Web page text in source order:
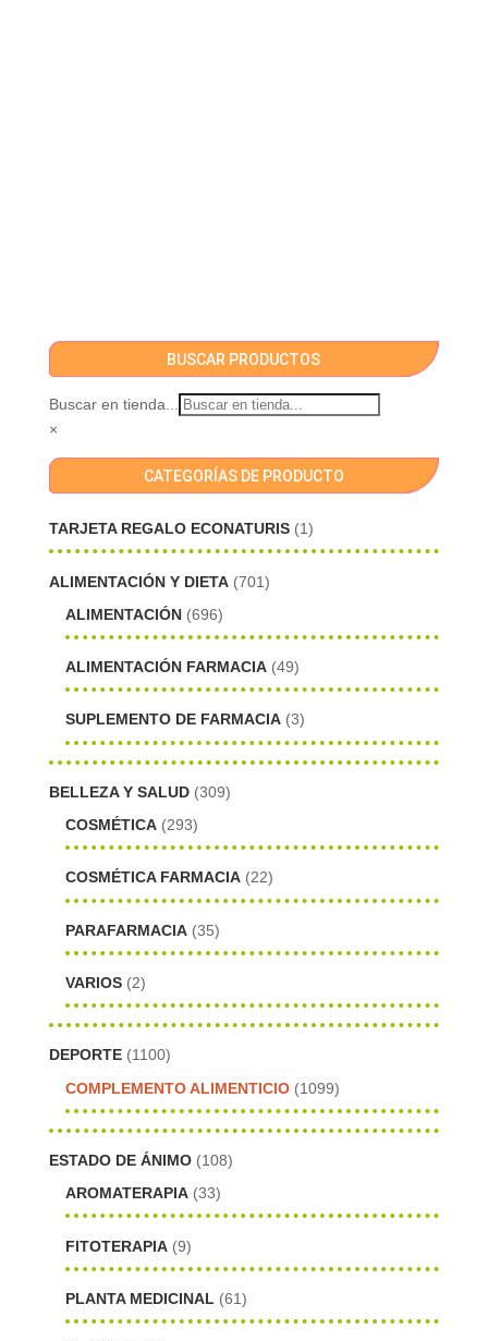
BUSCAR PRODUCTOS
Buscar en tienda...
×
CATEGORÍAS DE PRODUCTO
TARJETA REGALO ECONATURIS (1)
ALIMENTACIÓN Y DIETA (701)
ALIMENTACIÓN (696)
ALIMENTACIÓN FARMACIA (49)
SUPLEMENTO DE FARMACIA (3)
BELLEZA Y SALUD (309)
COSMÉTICA (293)
COSMÉTICA FARMACIA (22)
PARAFARMACIA (35)
VARIOS (2)
DEPORTE (1100)
COMPLEMENTO ALIMENTICIO (1099)
ESTADO DE ÁNIMO (108)
AROMATERAPIA (33)
FITOTERAPIA (9)
PLANTA MEDICINAL (61)